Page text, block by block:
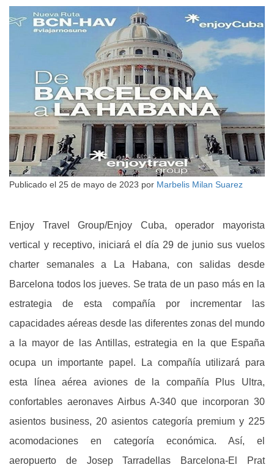
Publicado el 25 de mayo de 2023 por Marbelis Milan Suarez
Enjoy Travel Group/Enjoy Cuba, operador mayorista
vertical y receptivo, iniciará el día 29 de junio sus vuelos
charter semanales a La Habana, con salidas desde
Barcelona todos los jueves. Se trata de un paso más en la
estrategia de esta compañía por incrementar las
capacidades aéreas desde las diferentes zonas del mundo
a la mayor de las Antillas, estrategia en la que España
ocupa un importante papel. La compañía utilizará para
esta línea aérea aviones de la compañía Plus Ultra,
confortables aeronaves Airbus A-340 que incorporan 30
asientos business, 20 asientos categoría premium y 225
acomodaciones en categoría económica. Así, el
aeropuerto de Josep Tarradellas Barcelona-El Prat